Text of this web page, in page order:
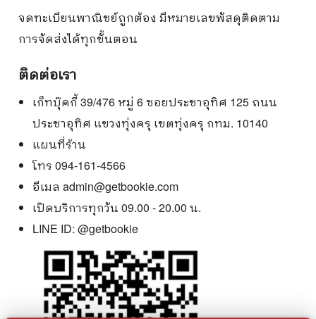
จดทะเบียนพาณิชย์ถูกต้อง มีหมายเลขพัสดุติดตาม
การจัดส่งได้ทุกขั้นตอน
ติดต่อเรา
เก็ทบุ๊คกี้ 39/476 หมู่ 6 ซอยประชาอุทิศ 125 ถนน
ประชาอุทิศ แขวงทุ่งครุ เขตทุ่งครุ กทม. 10140
แผนที่ร้าน
โทร 094-161-4566
อีเมล admin@getbookie.com
เปิดบริการทุกวัน 09.00 - 20.00 น.
LINE ID: @getbookie